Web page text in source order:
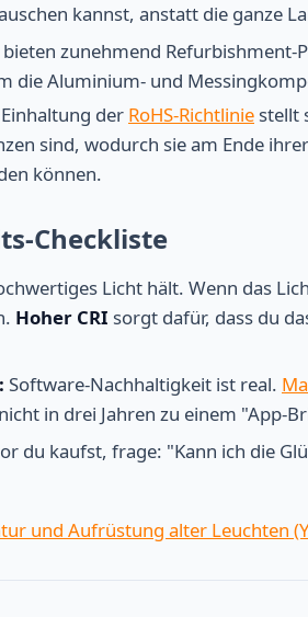
kannst, anstatt die ganze
zunehmend Refurbishment-
die Aluminium- und
der RoHS-Richtlinie stellt
sind, wodurch sie am Ende
können.
Checkliste
Licht hält. Wenn das
Hoher CRI sorgt dafür, dass du
Software-Nachhaltigkeit ist real.
in drei Jahren zu einem "App-
du kaufst, frage: "Kann ich die
und Aufrüstung alter Leuchten